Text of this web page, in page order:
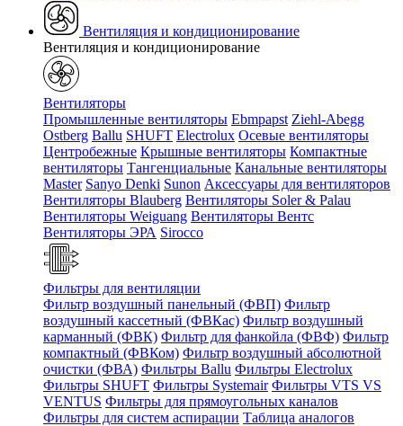
Вентиляция и кондиционирование
Вентиляция и кондиционирование
Вентиляторы
Промышленные вентиляторы Ebmpapst Ziehl-Abegg
Ostberg Ballu SHUFT Electrolux Осевые вентиляторы
Центробежные Крышные вентиляторы Компактные
вентиляторы Тангенциальные Канальные вентиляторы
Master Sanyo Denki Sunon Аксессуары для вентиляторов
Вентиляторы Blauberg Вентиляторы Soler & Palau
Вентиляторы Weiguang Вентиляторы Вентс
Вентиляторы ЭРА Sirocco
Фильтры для вентиляции
Фильтр воздушный панельный (ФВП) Фильтр
воздушный кассетный (ФВКас) Фильтр воздушный
карманный (ФВК) Фильтр для фанкойла (ФВФ) Фильтр
компактный (ФВКом) Фильтр воздушный абсолютной
очистки (ФВА) Фильтры Ballu Фильтры Electrolux
Фильтры SHUFT Фильтры Systemair Фильтры VTS VS
VENTUS Фильтры для прямоугольных каналов
Фильтры для систем аспирации Таблица аналогов